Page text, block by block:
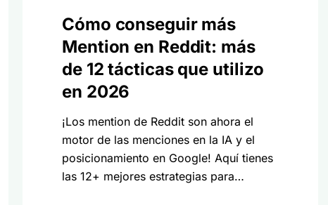
Cómo conseguir más
Mention en Reddit: más
de 12 tácticas que utilizo
en 2026
¡Los mention de Reddit son ahora el
motor de las menciones en la IA y el
posicionamiento en Google! Aquí tienes
las 12+ mejores estrategias para